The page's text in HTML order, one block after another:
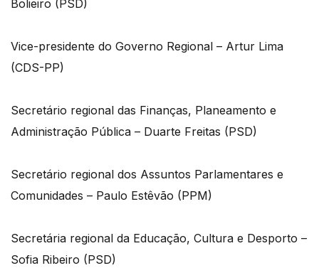
Bolieiro (PSD)
Vice-presidente do Governo Regional – Artur Lima
(CDS-PP)
Secretário regional das Finanças, Planeamento e
Administração Pública – Duarte Freitas (PSD)
Secretário regional dos Assuntos Parlamentares e
Comunidades – Paulo Estêvão (PPM)
Secretária regional da Educação, Cultura e Desporto –
Sofia Ribeiro (PSD)